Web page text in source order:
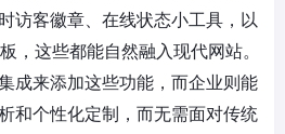
访客徽章、在线状态小工具，以
，这些都能自然融入现代网站。
成来添加这些功能，而企业则能
和个性化定制，而无需面对传统